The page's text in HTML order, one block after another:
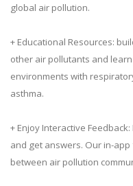
global air pollution.
+ Educational Resources:
other air pollutants and
environments with
asthma.
+ Enjoy Interactive
and get answers. Our in-
between air pollution